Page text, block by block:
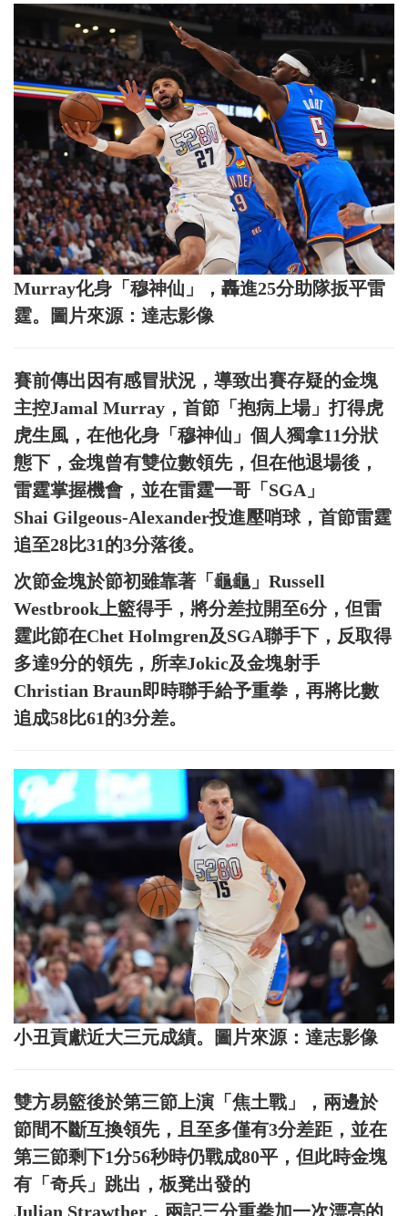
Murray化身「穆神仙」，轟進25分助隊扳平雷
霆。圖片來源：達志影像
賽前傳出因有感冒狀況，導致出賽存疑的金塊
主控Jamal Murray，首節「抱病上場」打得虎
虎生風，在他化身「穆神仙」個人獨拿11分狀
態下，金塊曾有雙位數領先，但在他退場後，
雷霆掌握機會，並在雷霆一哥「SGA」
Shai Gilgeous-Alexander投進壓哨球，首節雷霆
追至28比31的3分落後。
次節金塊於節初雖靠著「龜龜」Russell
Westbrook上籃得手，將分差拉開至6分，但雷
霆此節在Chet Holmgren及SGA聯手下，反取得
多達9分的領先，所幸Jokic及金塊射手
Christian Braun即時聯手給予重拳，再將比數
追成58比61的3分差。
小丑貢獻近大三元成績。圖片來源：達志影像
雙方易籃後於第三節上演「焦土戰」，兩邊於
節間不斷互換領先，且至多僅有3分差距，並在
第三節剩下1分56秒時仍戰成80平，但此時金塊
有「奇兵」跳出，板凳出發的
Julian Strawther，兩記三分重拳加一次漂亮的